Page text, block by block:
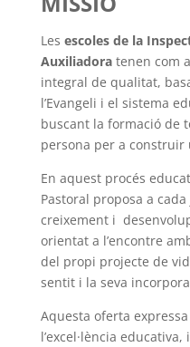
Les escoles de la
Auxiliadoratenen com
integral de qualitat,
l’Evangeli i el sistema
buscant la formació de
persona per a construir
En aquest procés
Pastoral proposa a
creixement i
orientat a l’encontre
del propi projecte de
sentit i la seva
Aquesta oferta
l’excel·lència